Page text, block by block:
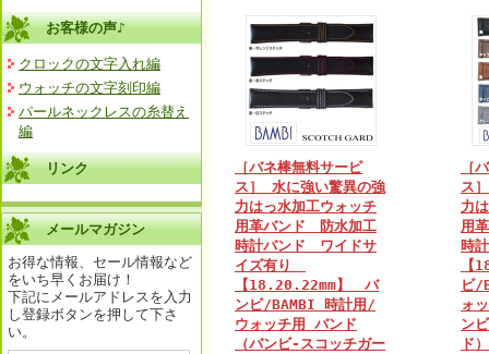
お客様の声♪
クロックの文字入れ編
ウォッチの文字刻印編
パールネックレスの糸替え
編
リンク
メールマガジン
お得な情報、セール情報など
をいち早くお届け！
下記にメールアドレスを入力
し登録ボタンを押して下さ
い。
［バネ棒無料サービ
ス］ 水に強い驚異の強
力はっ水加工ウォッチ
用革バンド 防水加工
時計バンド ワイドサ
イズ有り
【18.20.22mm】 バ
ンビ/BAMBI 時計用/
ウォッチ用 バンド
（バンビ-スコッチガー
［
ス
力
用
時
【
ビ/
ォ
ン
ド